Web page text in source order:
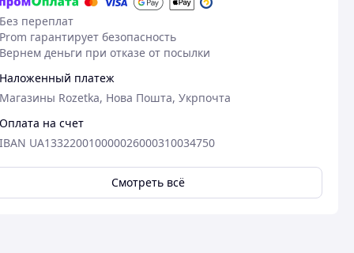
Без переплат
Prom гарантирует безопасность
Вернем деньги при отказе от посылки
Наложенный платеж
Магазины Rozetka, Нова Пошта, Укрпочта
Оплата на счет
IBAN UA133220010000026000310034750
Смотреть всё